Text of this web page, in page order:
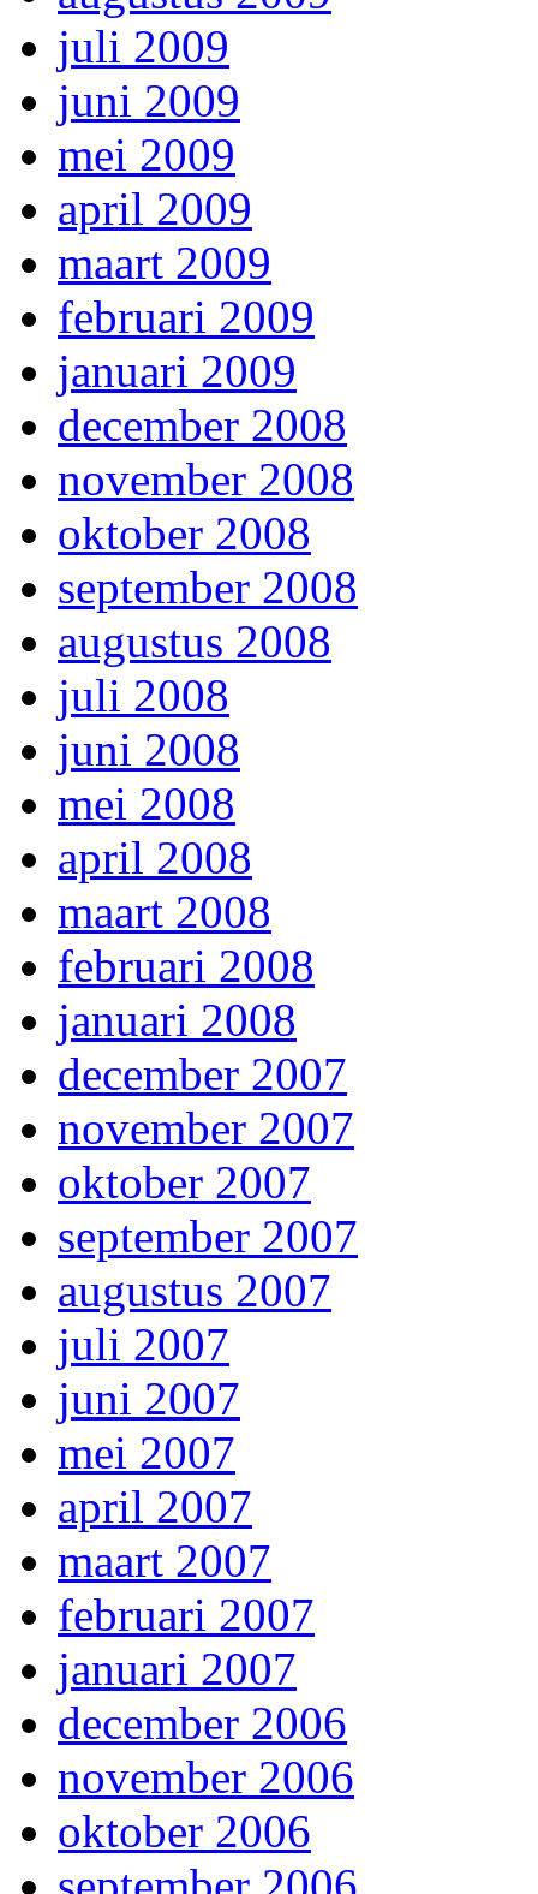
juli 2009
juni 2009
mei 2009
april 2009
maart 2009
februari 2009
januari 2009
december 2008
november 2008
oktober 2008
september 2008
augustus 2008
juli 2008
juni 2008
mei 2008
april 2008
maart 2008
februari 2008
januari 2008
december 2007
november 2007
oktober 2007
september 2007
augustus 2007
juli 2007
juni 2007
mei 2007
april 2007
maart 2007
februari 2007
januari 2007
december 2006
november 2006
oktober 2006